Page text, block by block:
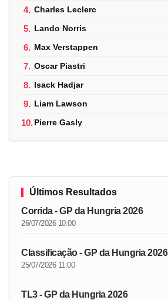
4. Charles Leclerc
5. Lando Norris
6. Max Verstappen
7. Oscar Piastri
8. Isack Hadjar
9. Liam Lawson
10.Pierre Gasly
Últimos Resultados
Corrida - GP da Hungria 2026
26/07/2026 10:00
Classificação - GP da Hungria 2026
25/07/2026 11:00
TL3 - GP da Hungria 2026